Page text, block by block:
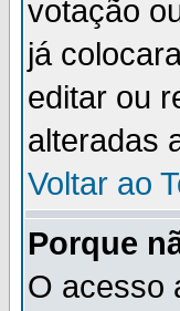
votação
já
editar ou
alteradas
Voltar ao
Porque
O acesso